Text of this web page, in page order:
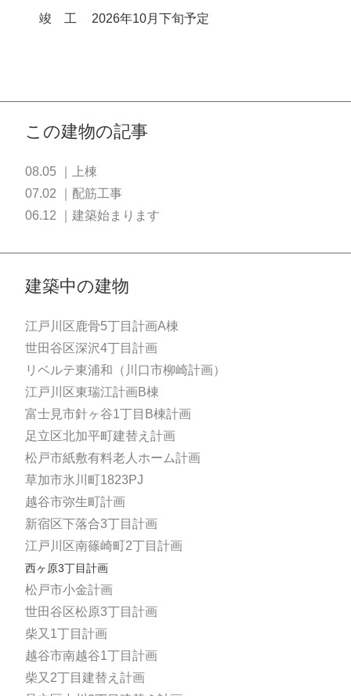
竣 工 2026年10月下旬予定
この建物の記事
08.05 ｜上棟
07.02 ｜配筋工事
06.12 ｜建築始まります
建築中の建物
江戸川区鹿骨5丁目計画A棟
世田谷区深沢4丁目計画
リベルテ東浦和（川口市柳崎計画）
江戸川区東瑞江計画B棟
富士見市針ヶ谷1丁目B棟計画
足立区北加平町建替え計画
松戸市紙敷有料老人ホーム計画
草加市氷川町1823PJ
越谷市弥生町計画
新宿区下落合3丁目計画
江戸川区南篠崎町2丁目計画
西ヶ原3丁目計画
松戸市小金計画
世田谷区松原3丁目計画
柴又1丁目計画
越谷市南越谷1丁目計画
柴又2丁目建替え計画